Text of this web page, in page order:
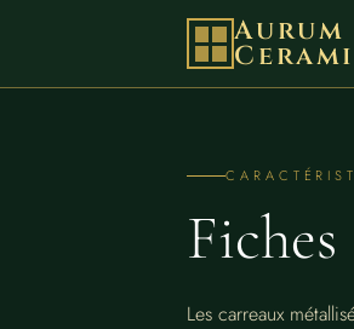
Aurum
Fiches
Les carreaux